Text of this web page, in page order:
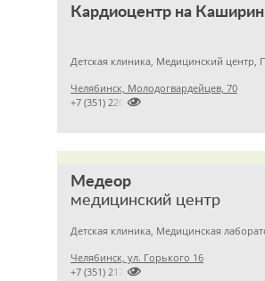
Кардиоцентр на
Детская клиника, Медицинский центр,
Челябинск, Молодогвардейцев, 70

+7 (351) 2204900
Медеор
медицинский центр
Челябинск, ул. Горького 16

+7 (351) 2172376